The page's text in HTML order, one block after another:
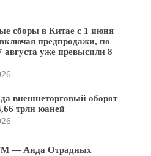
сборы в Китае с 1 июня
предпродажи, по
августа уже превысили 8
внешнеторговый оборот
трлн юаней
— Аида Отрадных